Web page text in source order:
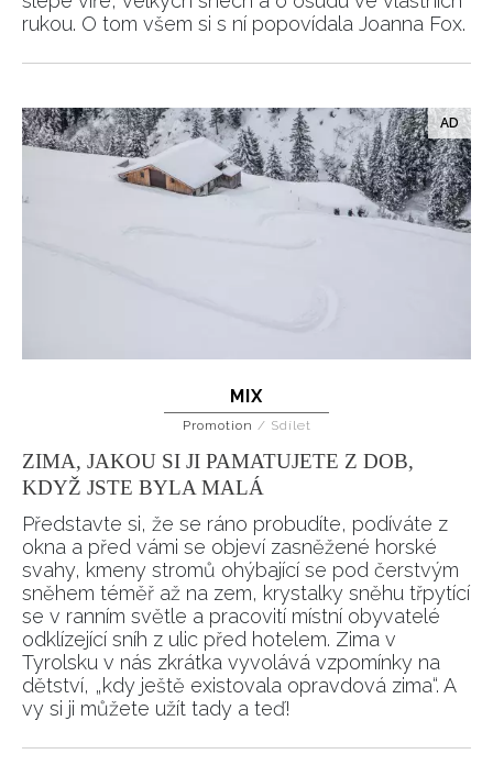
rukou. O tom všem si s ní popovídala Joanna Fox.
MIX
Promotion / Sdílet
ZIMA, JAKOU SI JI PAMATUJETE Z DOB,
KDYŽ JSTE BYLA MALÁ
Představte si, že se ráno probudíte, podíváte z
okna a před vámi se objeví zasněžené horské
svahy, kmeny stromů ohýbající se pod čerstvým
sněhem téměř až na zem, krystalky sněhu třpytící
se v ranním světle a pracovití místní obyvatelé
odklízející sníh z ulic před hotelem. Zima v
Tyrolsku v nás zkrátka vyvolává vzpomínky na
dětství, „kdy ještě existovala opravdová zima“. A
vy si ji můžete užít tady a teď!